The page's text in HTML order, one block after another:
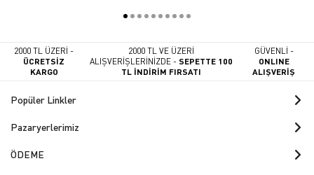
2000 TL ÜZERİ -
ÜCRETSİZ
KARGO
2000 TL VE ÜZERİ
ALIŞVERİŞLERİNİZDE -SEPETTE 100
TL İNDİRİM FIRSATI
GÜVENLİ -
ONLINE
ALIŞVERİŞ
Popüler Linkler
Pazaryerlerimiz
ÖDEME